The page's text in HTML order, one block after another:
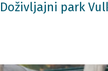
Doživljajni park